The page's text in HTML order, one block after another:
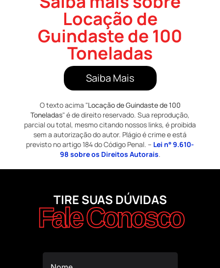
Locação de
Guindaste de 100
Toneladas
Saiba Mais
O texto acima "Locação de Guindaste de 100
Toneladas" é de direito reservado. Sua reprodução,
parcial ou total, mesmo citando nossos links, é proibida
sem a autorização do autor. Plágio é crime e está
previsto no artigo 184 do Código Penal. – Lei n° 9.610-
98 sobre os Direitos Autorais.
TIRE SUAS DÚVIDAS
Fale Conosco